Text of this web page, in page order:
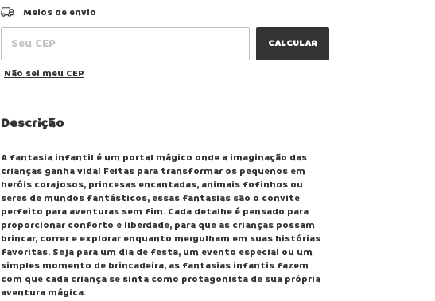
Entregas para o CEP:
Meios de envio
CALCULAR
Não sei meu CEP
Descrição
A fantasia infantil é um portal mágico onde a imaginação das
crianças ganha vida! Feitas para transformar os pequenos em
heróis corajosos, princesas encantadas, animais fofinhos ou
seres de mundos fantásticos, essas fantasias são o convite
perfeito para aventuras sem fim. Cada detalhe é pensado para
proporcionar conforto e liberdade, para que as crianças possam
brincar, correr e explorar enquanto mergulham em suas histórias
favoritas. Seja para um dia de festa, um evento especial ou um
simples momento de brincadeira, as fantasias infantis fazem
com que cada criança se sinta como protagonista de sua própria
aventura mágica.